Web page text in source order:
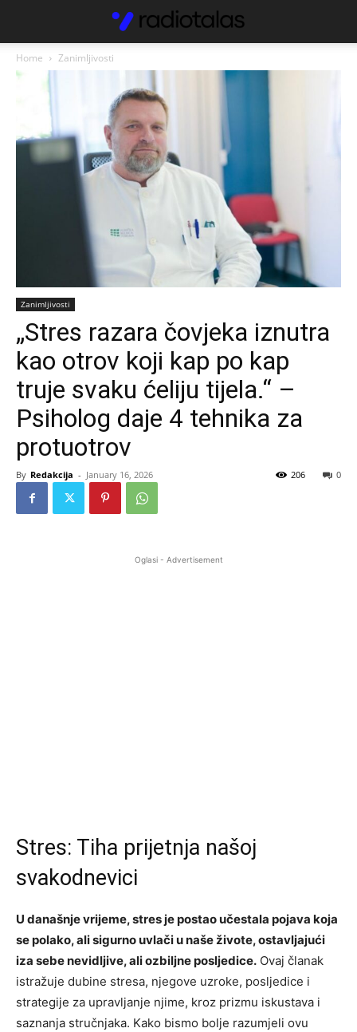
Home Zanimljivosti
Zanimljivosti
„Stres razara čovjeka iznutra
kao otrov koji kap po kap
truje svaku ćeliju tijela.“ –
Psiholog daje 4 tehnika za
protuotrov
By Redakcija - January 16, 2026 0
206
Oglasi - Advertisement
Stres: Tiha prijetnja našoj
svakodnevici
U današnje vrijeme, stres je postao učestala pojava koja
se polako, ali sigurno uvlači u naše živote, ostavljajući
iza sebe nevidljive, ali ozbiljne posljedice. Ovaj članak
istražuje dubine stresa, njegove uzroke, posljedice i
strategije za upravljanje njime, kroz prizmu iskustava i
saznanja stručnjaka. Kako bismo bolje razumjeli ovu